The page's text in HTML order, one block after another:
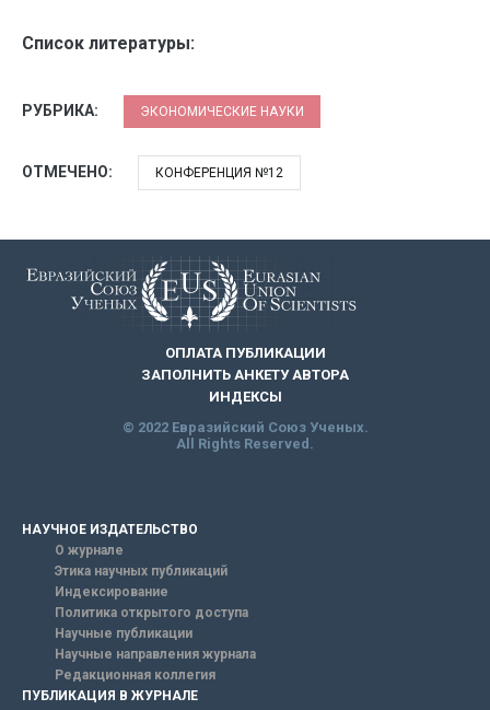
Список литературы:
РУБРИКА: ЭКОНОМИЧЕСКИЕ НАУКИ
ОТМЕЧЕНО: КОНФЕРЕНЦИЯ №12
ОПЛАТА ПУБЛИКАЦИИ
ЗАПОЛНИТЬ АНКЕТУ АВТОРА
ИНДЕКСЫ
© 2022 Евразийский Союз Ученых.
All Rights Reserved.
НАУЧНОЕ ИЗДАТЕЛЬСТВО
О журнале
Этика научных публикаций
Индексирование
Политика открытого доступа
Научные публикации
Научные направления журнала
Редакционная коллегия
ПУБЛИКАЦИЯ В ЖУРНАЛЕ